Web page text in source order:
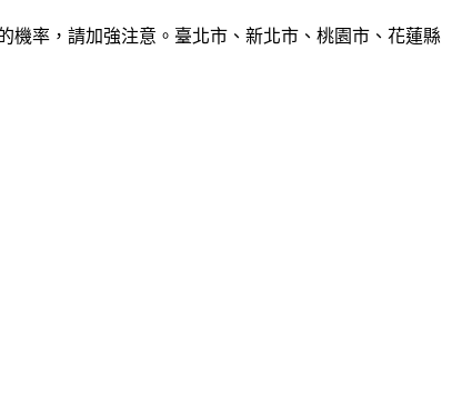
率，請加強注意。臺北市、新北市、桃園市、花蓮縣